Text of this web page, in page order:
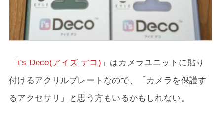
「 i’s Deco(アイズ デコ) 」はカメラユニットに貼り
付けるアクリルプレートなので、「カメラを保護す
るアクセサリ」と思う方もいるかもしれない。